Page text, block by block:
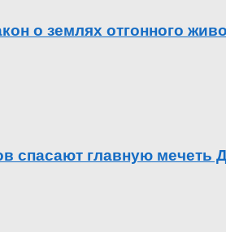
о землях отгонного
спасают главную мечеть